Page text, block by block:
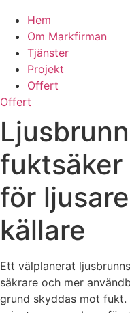
Hem
Om Markfirman
Tjänster
Projekt
Offert
Offert
för
källare
Ett välplanerat
säkrare och mer
grund skyddas mot